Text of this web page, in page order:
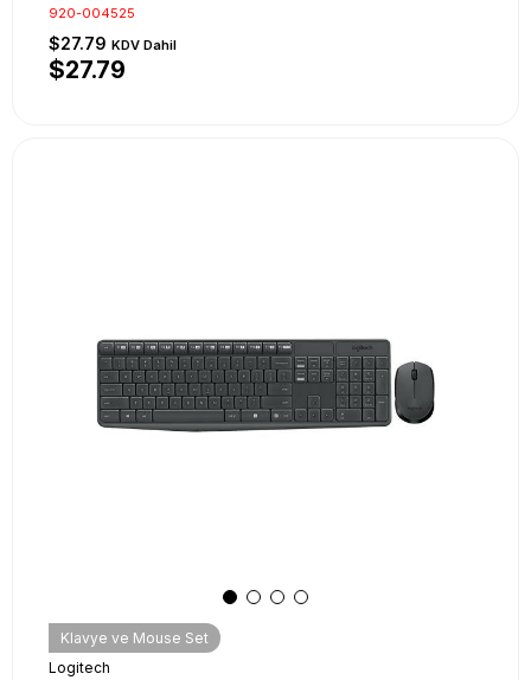
920-004525
$27.79 KDV Dahil
$27.79
Klavye ve Mouse Set
Logitech